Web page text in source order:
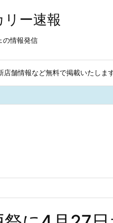
ー速報
の情報発信
店舗情報など無料で掲載いたしま